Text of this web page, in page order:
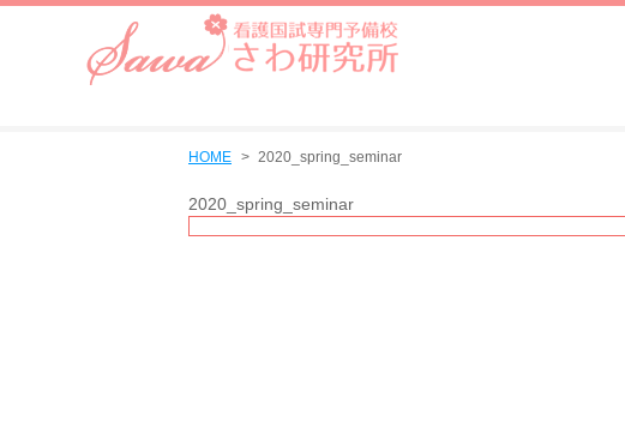
HOME 2020_spring_seminar
2020_spring_seminar